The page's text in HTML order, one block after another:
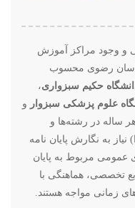
و وجود مراکز آموزش
رضوی محسوب
حکیم سبزواری،
علوم پزشکی سبزوار و
ساله در رشته‌ها و
به نگارش پایان نامه
عمومی مربوط به پایان
تخصصی، هماهنگی با
زمانی مواجه هستند.